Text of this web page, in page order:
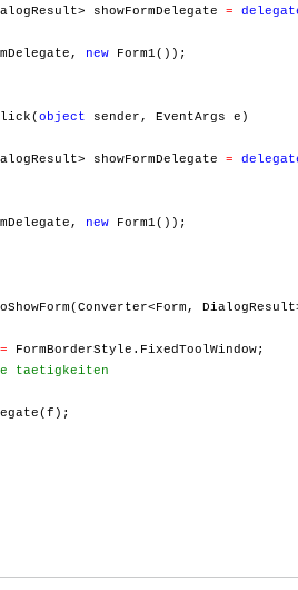
showFormDelegate =
new Form1());
object sender, EventArgs e)
showFormDelegate =
new Form1());
= FormBorderStyle.FixedToolWindow;
taetigkeiten